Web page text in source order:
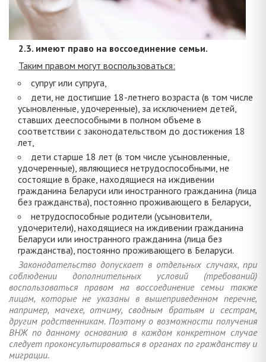
2.3. имеют право на воссоединение семьи.
Таким правом могут воспользоваться:
супруг или супруга,
дети, не достигшие 18-летнего возраста (в том числе
усыновленные, удочеренные), за исключением детей,
ставших дееспособными в полном объеме в
соответствии с законодательством до достижения 18
лет,
дети старше 18 лет (в том числе усыновленные,
удочеренные), являющиеся нетрудоспособными, не
состоящие в браке, находящиеся на иждивении
гражданина Беларуси или иностранного гражданина (лица
без гражданства), постоянно проживающего в Беларуси,
нетрудоспособные родители (усыновители,
удочерители), находящиеся на иждивении гражданина
Беларуси или иностранного гражданина (лица без
гражданства), постоянно проживающего в Беларуси.
Законодательство допускает в отдельных случаях, при
соблюдении дополнительных условий (требований)
воспользоваться правом на воссоединение семьи также
лицам, которые не указаны в вышеприведенном перечне,
например, мачехе, отчиму, сводным братьям и сестрам,
другим родственникам. Поэтому о возможности получения
ВНЖ по данному основанию в каждом конкретном случае
следует проконсультироваться в органах по гражданству и
миграции.